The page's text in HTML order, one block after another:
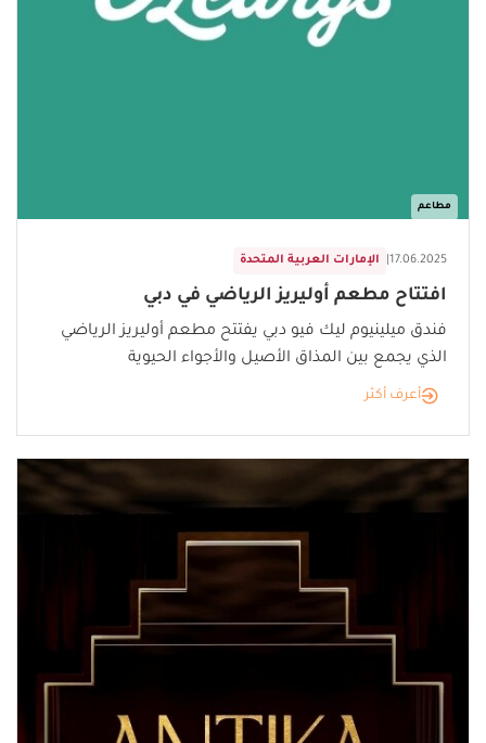
مطاعم
الإمارات العربية المتحدة 17.06.2025
افتتاح مطعم أوليريز الرياضي في دبي
فندق ميلينيوم ليك فيو دبي يفتتح مطعم أوليريز الرياضي
الذي يجمع بين المذاق الأصيل والأجواء الحيوية
أعرف أكثر